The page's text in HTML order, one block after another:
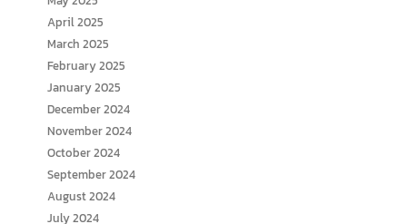
April 2025
March 2025
February 2025
January 2025
December 2024
November 2024
October 2024
September 2024
August 2024
July 2024